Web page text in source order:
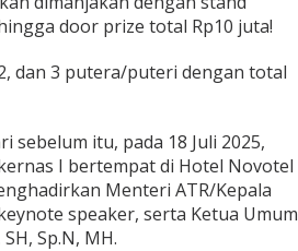
door prize total Rp10 juta!
dan 3 putera/puteri dengan total
sebelum itu, pada 18 Juli 2025,
I bertempat di Hotel Novotel
Menteri ATR/Kepala
speaker, serta Ketua Umum
Sp.N, MH.